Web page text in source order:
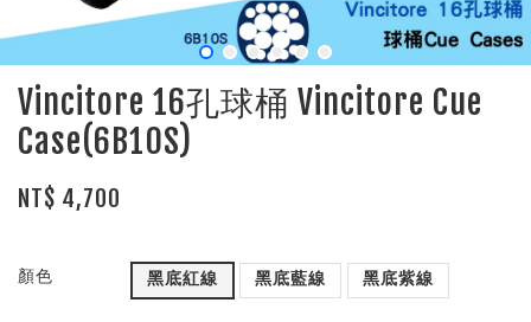
Vincitore 16孔球桶 Vincitore Cue
Case(6B10S)
NT$ 4,700
顏色 黑底紅線 黑底藍線 黑底紫線